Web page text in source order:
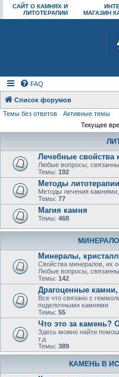
САЙТ О КАМНЯХ И
ЛИТОТЕРАПИИ
МАГАЗИН
FAQ
Список форумов
Темы без ответов
Активные темы
Текущее
Лечебные свойства
Любые вопросы,
Темы: 192
Методы литотерапии
Методы лечения камнями,
Темы: 77
Магия камня
Темы: 468
Минералы,
Свойства минералов, их
Любые вопросы,
Темы: 142
Драгоценные
Все что связано с
поделочными камнями
Темы: 55
Что это за камень?
Здесь можно найти
т.д
Темы: 389
КАМЕНЬ В